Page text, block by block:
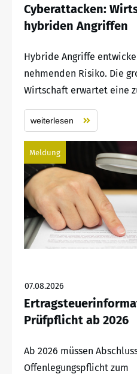
Cyberattacken:
hybriden Angriffen
Hybride Angriffe
nehmenden Risiko. Die
Wirtschaft erwartet eine
weiterlesen
Meldung
07.08.2026
Prüfpflicht ab 2026
Ab 2026 müssen
Offenlegungspflicht zum